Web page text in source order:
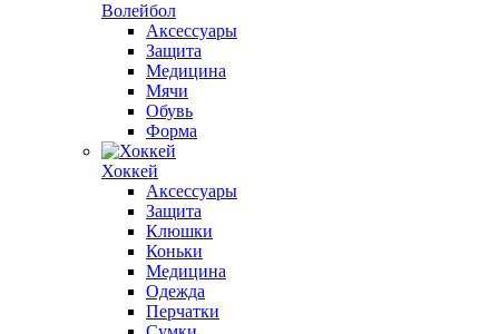
Волейбол
Аксессуары
Защита
Медицина
Мячи
Обувь
Форма
Хоккей
Аксессуары
Защита
Клюшки
Коньки
Медицина
Одежда
Перчатки